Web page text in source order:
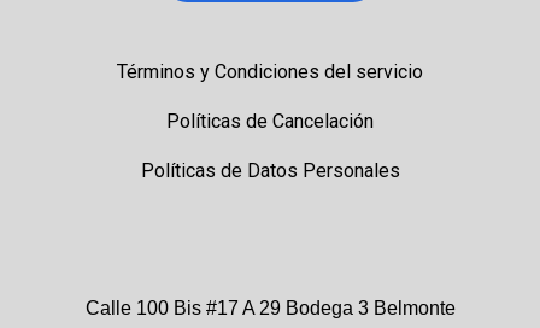
Términos y Condiciones del servicio
Políticas de Cancelación
Políticas de Datos Personales
Calle 100 Bis #17 A 29 Bodega 3 Belmonte